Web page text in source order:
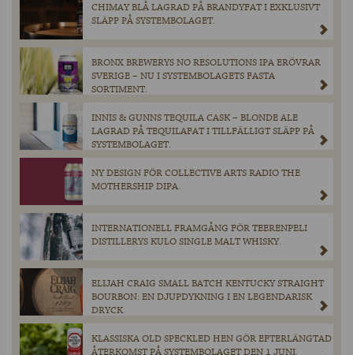
CHIMAY BLÅ LAGRAD PÅ BRANDYFAT I EXKLUSIVT
SLÄPP PÅ SYSTEMBOLAGET.
BRONX BREWERYS NO RESOLUTIONS IPA ERÖVRAR
SVERIGE – NU I SYSTEMBOLAGETS FASTA
SORTIMENT.
INNIS & GUNNS TEQUILA CASK – BLONDE ALE
LAGRAD PÅ TEQUILAFAT I TILLFÄLLIGT SLÄPP PÅ
SYSTEMBOLAGET.
NY DESIGN FÖR COLLECTIVE ARTS RADIO THE
MOTHERSHIP DIPA.
INTERNATIONELL FRAMGÅNG FÖR TEERENPELI
DISTILLERYS KULO SINGLE MALT WHISKY.
ELIJAH CRAIG SMALL BATCH KENTUCKY STRAIGHT
BOURBON: EN DJUPDYKNING I EN LEGENDARISK
DRYCK
KLASSISKA OLD SPECKLED HEN GÖR EFTERLÄNGTAD
ÅTERKOMST PÅ SYSTEMBOLAGET DEN 1 JUNI.